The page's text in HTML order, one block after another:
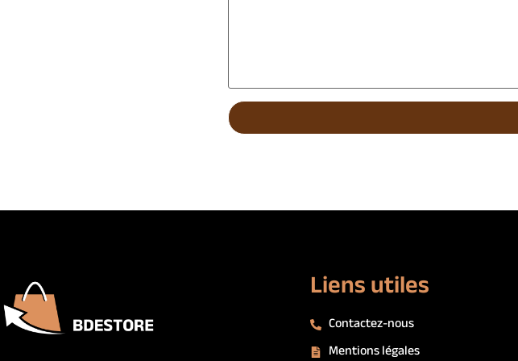
Liens utiles
Contactez-nous
Mentions légales